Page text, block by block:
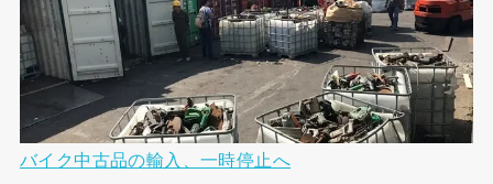
バイク中古品の輸入、一時停止へ